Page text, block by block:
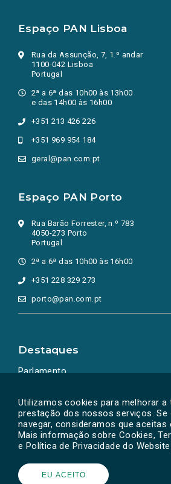
Utilizamos cookies para melhorar a
prestação dos nossos serviços. Se
navegar, consideramos que aceitas
Mais informação sobre Cookies,
e Política de Privacidade do Website
EU ACEITO
Espaço PAN Lisboa
Rua da Assunção, 7, 1.º andar
1100-042 Lisboa
Portugal
2ª a 6ª das 10h00 às 13h00
e das 14h00 às 16h00
+351 213 426 226
+351 969 954 184
geral@pan.com.pt
Espaço PAN Porto
Rua Barão Forrester, n.º 783
4050-273 Porto
Portugal
2ª a 6ª das 10h00 às 16h00
+351 228 329 273
porto@pan.com.pt
Destaques
Parlamento
Powered by © PAN 2026